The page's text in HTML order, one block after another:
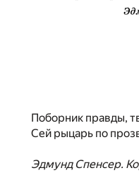
Поборник правды,
Сей рыцарь по
Эдмунд Спенсер.